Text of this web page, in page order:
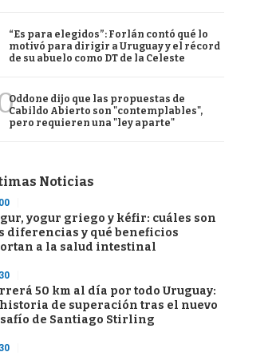
“Es para elegidos”: Forlán contó qué lo
motivó para dirigir a Uruguay y el récord
de su abuelo como DT de la Celeste
Oddone dijo que las propuestas de
Cabildo Abierto son "contemplables",
pero requieren una "ley aparte"
Noticias
yogur griego y kéfir: cuáles son
diferencias y qué beneficios
a la salud intestinal
50 km al día por todo Uruguay:
de superación tras el nuevo
de Santiago Stirling